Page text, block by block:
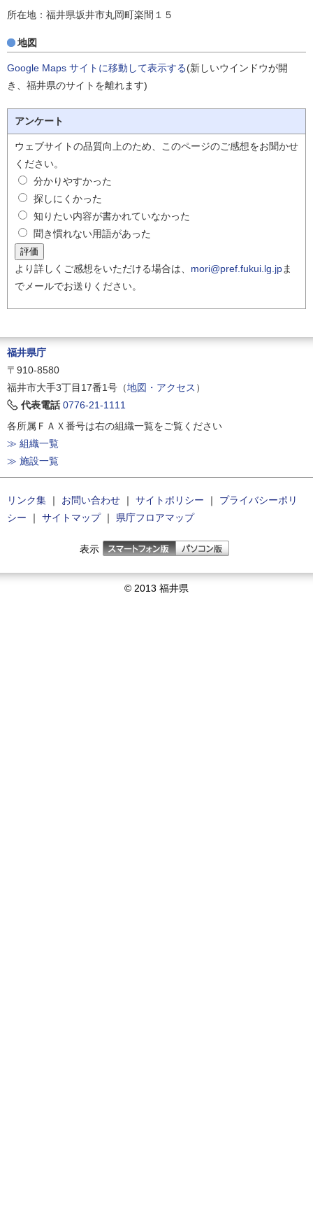
所在地：福井県坂井市丸岡町楽間１５
地図
Google Maps サイトに移動して表示する(新しいウインドウが開
き、福井県のサイトを離れます)
アンケート
ウェブサイトの品質向上のため、このページのご感想をお聞かせ
ください。
分かりやすかった
探しにくかった
知りたい内容が書かれていなかった
聞き慣れない用語があった
より詳しくご感想をいただける場合は、 mori@pref.fukui.lg.jpま
でメールでお送りください。
福井県庁
〒910-8580
福井市大手3丁目17番1号（地図・アクセス ）
代表電話 0776-21-1111
各所属ＦＡＸ番号は右の組織一覧をご覧ください
≫ 組織一覧
≫ 施設一覧
リンク集 ｜ お問い合わせ ｜ サイトポリシー ｜
プライバシーポリ
シー ｜ サイトマップ｜ 県庁フロアマップ
表示
© 2013 福井県